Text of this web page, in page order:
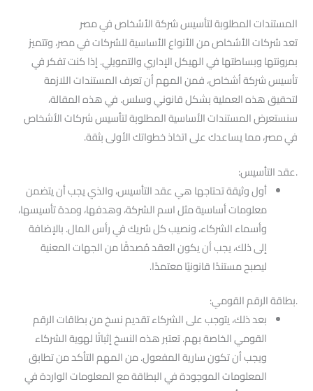
المستندات المطلوبة لتأسيس شركة الأشخاص في مصر
تعد شركات الأشخاص من الأنواع الأساسية للشركات في مصر، وتتميز
بمرونتها وبساطتها في الهيكل الإداري والتمويلي. إذا كنت تفكر في
تأسيس شركة أشخاص، فمن المهم أن تعرف المستندات اللازمة
لتحقيق هذه العملية بشكل قانوني وسلس. في هذه المقالة،
سنستعرض المستندات الأساسية المطلوبة لتأسيس شركات الأشخاص
في مصر، مما يساعدك على اتخاذ خطواتك الأولى بثقة.
.عقد التأسيس:
أول وثيقة تحتاجها هي عقد التأسيس، والذي يجب أن يتضمن
معلومات أساسية مثل اسم الشركة، وهدفها، ومدة تأسيسها،
وأسماء الشركاء، ونصيب كل شريك في رأس المال. بالإضافة
إلى ذلك، يجب أن يكون العقد مُصدقًا من الجهات المعنية
ليصبح مستندًا قانونيًا معتمدًا.
.بطاقة الرقم القومي:
بعد ذلك، يتوجب على الشركاء تقديم نسخ من بطاقات الرقم
القومي الخاصة بهم. تعتبر هذه النسخ إثباتًا لهوية الشركاء
ويجب أن تكون سارية المفعول. من المهم التأكد من تطابق
المعلومات الموجودة في البطاقة مع المعلومات الواردة في